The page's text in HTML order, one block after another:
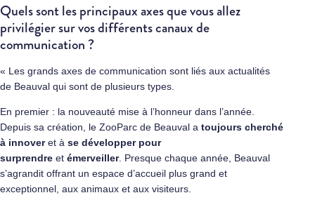
Quels sont les principaux axes que vous allez
privilégier sur vos différents canaux de
communication ?
« Les grands axes de communication sont liés aux actualités
de Beauval qui sont de plusieurs types.
En premier : la nouveauté mise à l’honneur dans l’année.
Depuis sa création, le ZooParc de Beauval a toujours cherché
à innoveret à se développer pour
surprendre et émerveiller. Presque chaque année, Beauval
s’agrandit offrant un espace d’accueil plus grand et
exceptionnel, aux animaux et aux visiteurs.